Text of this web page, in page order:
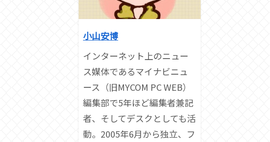
小山安博
インターネット上のニュー
ス媒体であるマイナビニュ
ース（旧MYCOM PC WEB）
編集部で5年ほど編集者兼記
者、そしてデスクとしても活
動。2005年6月から独立、フ